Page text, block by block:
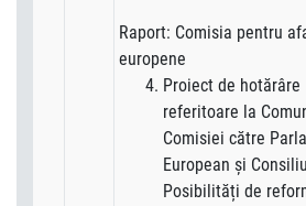
Raport: Comisia pentru
europene
Proiect de hotărâre
referitoare la
Comisiei către
European şi
Posibilități de